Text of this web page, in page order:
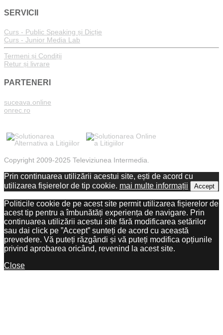
SERVICII
Curs - Public Speaking și Dicție
Curs - Junior Media Lab
Termeni și Condiții
Retur și livrare
PARTENERI
suceava.online
onrec.ro
Copyright 2009-2025 Televiziunea Intermedia.
Prin continuarea utilizării acestui site, ești de acord cu
utilizarea fișierelor de tip cookie. mai multe informații Accept
Politicile cookie de pe acest site permit utilizarea fișierelor de
acest tip pentru a îmbunătăți experiența de navigare. Prin
continuarea utilizării acestui site fără modificarea setărilor
sau dai click pe ”Accept” sunteți de acord cu această
prevedere. Vă puteți răzgândi și vă puteți modifica opțiunile
privind aprobarea oricând, revenind la acest site.
Close